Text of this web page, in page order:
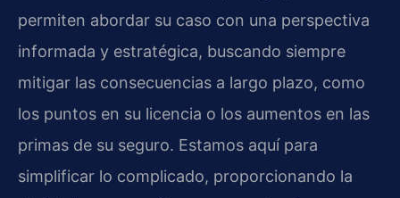
permiten abordar su caso con una perspectiva
informada y estratégica, buscando siempre
mitigar las consecuencias a largo plazo, como
los puntos en su licencia o los aumentos en las
primas de su seguro. Estamos aquí para
simplificar lo complicado, proporcionando la